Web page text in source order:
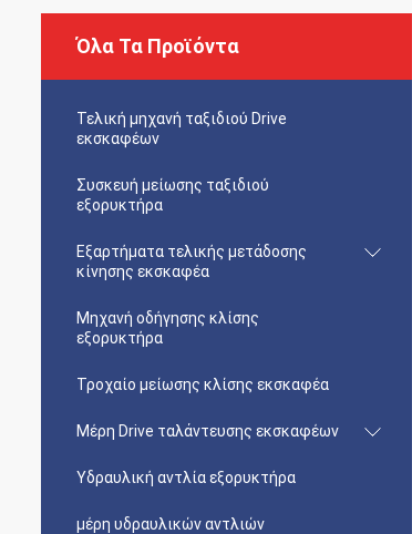
Όλα Τα Προϊόντα
Τελική μηχανή ταξιδιού Drive
εκσκαφέων
Συσκευή μείωσης ταξιδιού
εξορυκτήρα
Εξαρτήματα τελικής μετάδοσης
κίνησης εκσκαφέα
Μηχανή οδήγησης κλίσης
εξορυκτήρα
Τροχαίο μείωσης κλίσης εκσκαφέα
Μέρη Drive ταλάντευσης εκσκαφέων
Υδραυλική αντλία εξορυκτήρα
μέρη υδραυλικών αντλιών